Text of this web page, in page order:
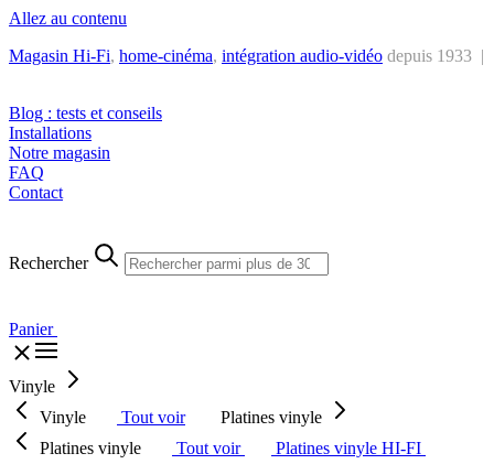
Allez au contenu
Magasin Hi-Fi, home-cinéma, intégration audio-vidéo depuis 1933 |
Blog : tests et conseils
Installations
Notre magasin
FAQ
Contact
Rechercher
Panier
Vinyle
Vinyle
Tout voir
Platines vinyle
Platines vinyle
Tout voir
Platines vinyle HI-FI